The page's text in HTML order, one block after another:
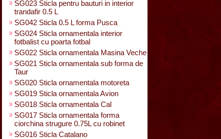
SG023 Sticla pentru bauturi in interior
trandafir 0.5 L
SG042 Sticla 0.5 L forma Pusca
SG024 Sticla ornamentala interior
fotbalist cu poarta fotbal
SG022 Sticla ornamentala Masina Veche
SG021 Sticla ornamentala sub forma de
Taur
SG020 Sticla ornamentala motoreta
SG019 Sticla ornamentala Avion
SG018 Sticla ornamentala Cal
SG017 Sticla ornamentala forma
ciorchina strugure 0.75L cu robinet
SG016 Sticla Catalano